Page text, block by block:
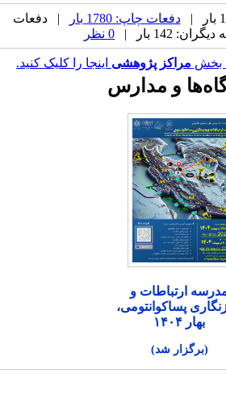
دفعات چاپ: 1780 بار
| دفعات
142 بار |
بخش مراکز پژوهشیاینجا را کلیک کنید.
و مدارس
ارتباطات و
پساکوانتومی،
بهار ۱۴۰۴
(برگزار شد)